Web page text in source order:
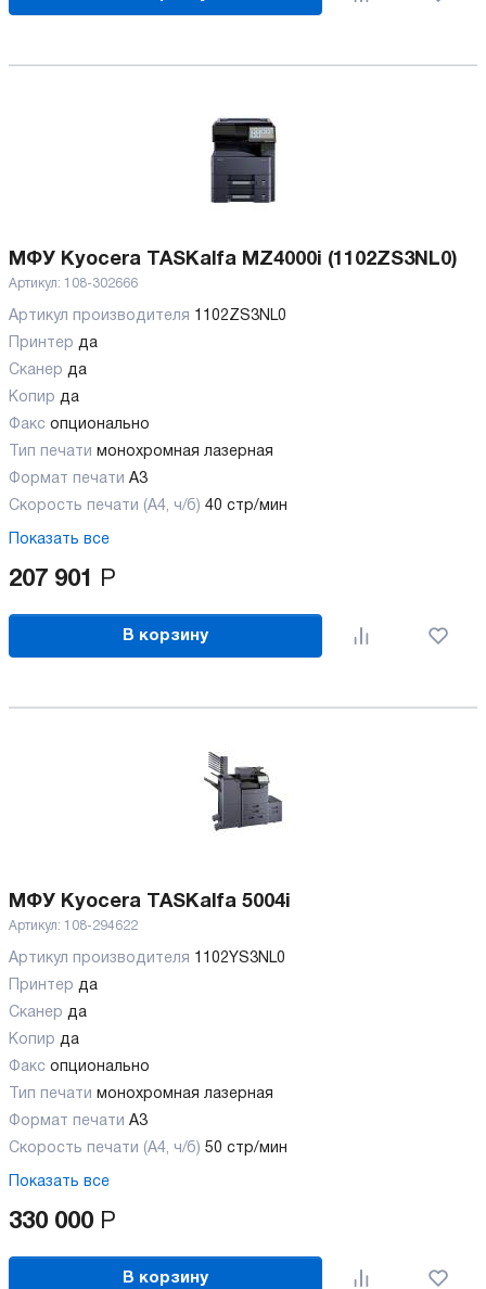
МФУ Kyocera TASKalfa MZ4000i (1102ZS3NL0)
Артикул: 108-302666
Артикул производителя 1102ZS3NL0
Принтер да
Сканер да
Копир да
Факс опционально
Тип печати монохромная лазерная
Формат печати A3
Скорость печати (А4, ч/б) 40 стр/мин
Показать все
207 901 Р
В корзину
МФУ Kyocera TASKalfa 5004i
Артикул: 108-294622
Артикул производителя 1102YS3NL0
Принтер да
Сканер да
Копир да
Факс опционально
Тип печати монохромная лазерная
Формат печати A3
Скорость печати (А4, ч/б) 50 стр/мин
Показать все
330 000 Р
В корзину